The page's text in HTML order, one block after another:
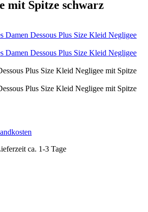
mit Spitze schwarz
ca. 1-3 Tage